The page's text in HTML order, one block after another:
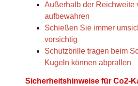
Außerhalb der Reichweite
aufbewahren
Schießen Sie immer
vorsichtig
Schutzbrille tragen beim
Kugeln können abprallen
Sicherheitshinweise für Co2-